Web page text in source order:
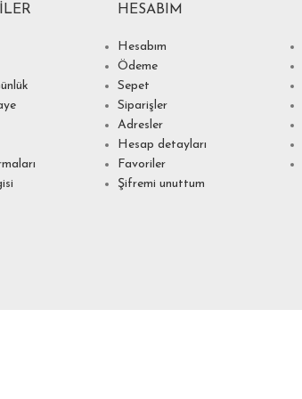
HESABIM
Hesabım
Ödeme
Sepet
Siparişler
Adresler
Hesap detayları
Favoriler
Şifremi unuttum